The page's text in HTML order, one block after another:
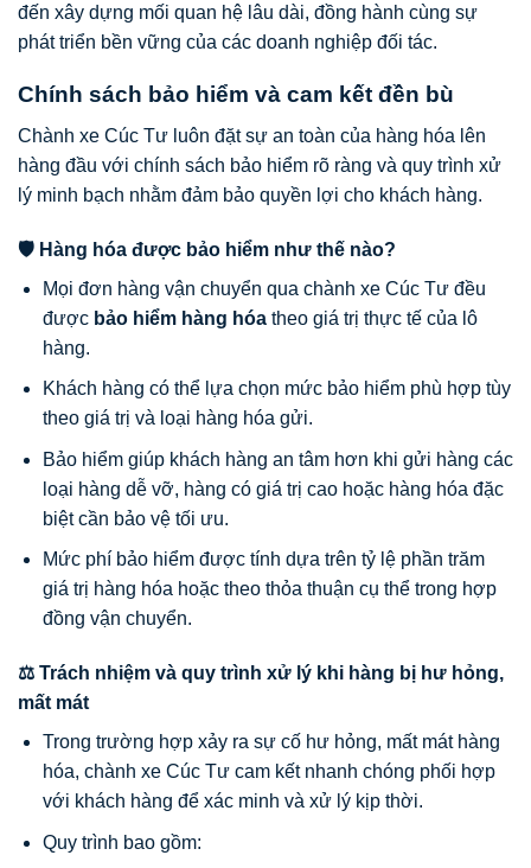
đến xây dựng mối quan hệ lâu dài, đồng hành cùng sự
phát triển bền vững của các doanh nghiệp đối tác.
Chính sách bảo hiểm và cam kết đền bù
Chành xe Cúc Tư luôn đặt sự an toàn của hàng hóa lên
hàng đầu với chính sách bảo hiểm rõ ràng và quy trình xử
lý minh bạch nhằm đảm bảo quyền lợi cho khách hàng.
🛡️ Hàng hóa được bảo hiểm như thế nào?
Mọi đơn hàng vận chuyển qua chành xe Cúc Tư đều
được bảo hiểm hàng hóatheo giá trị thực tế của lô
hàng.
Khách hàng có thể lựa chọn mức bảo hiểm phù hợp tùy
theo giá trị và loại hàng hóa gửi.
Bảo hiểm giúp khách hàng an tâm hơn khi gửi hàng các
loại hàng dễ vỡ, hàng có giá trị cao hoặc hàng hóa đặc
biệt cần bảo vệ tối ưu.
Mức phí bảo hiểm được tính dựa trên tỷ lệ phần trăm
giá trị hàng hóa hoặc theo thỏa thuận cụ thể trong hợp
đồng vận chuyển.
⚖️ Trách nhiệm và quy trình xử lý khi hàng bị hư hỏng,
mất mát
Trong trường hợp xảy ra sự cố hư hỏng, mất mát hàng
hóa, chành xe Cúc Tư cam kết nhanh chóng phối hợp
với khách hàng để xác minh và xử lý kịp thời.
Quy trình bao gồm: